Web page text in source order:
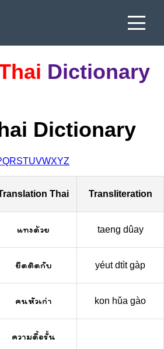
Dictionary
Dictionary
QRSTUVWXYZ
Thai Transliteration
แทงด้วย taeng dûay
ยึดติดกับ yéut dtìt gàp
คนหัวเก่า kon hǔa gào
ความดื้อรั้น